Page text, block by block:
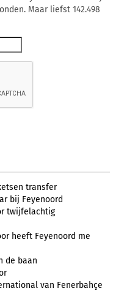
Maar liefst 142.498
transfer
bij Feyenoord
twijfelachtig
heeft Feyenoord me
de baan
van Fenerbahçe